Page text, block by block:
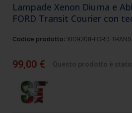
Lampade Xenon Diurna e
FORD Transit Courier con
Codice prodotto: XID9208-FORD-
99,00 €